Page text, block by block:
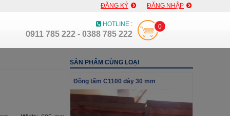
ĐĂNG KÝ ĐĂNG NHẬP
HOTLINE :
0911 785 222 - 0388 785 222
0
SẢN PHẨM CÙNG LOẠI
Đồng tấm C1100 dày 30 mm